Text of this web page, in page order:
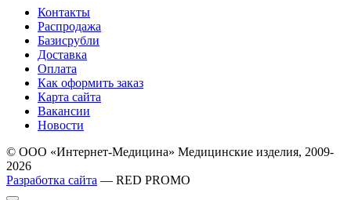
Контакты
Распродажа
Базисрубли
Доставка
Оплата
Как оформить заказ
Карта сайта
Вакансии
Новости
© ООО «Интернет-Медицина» Медицинские изделия, 2009-
2026
Разработка сайта — RED PROMO